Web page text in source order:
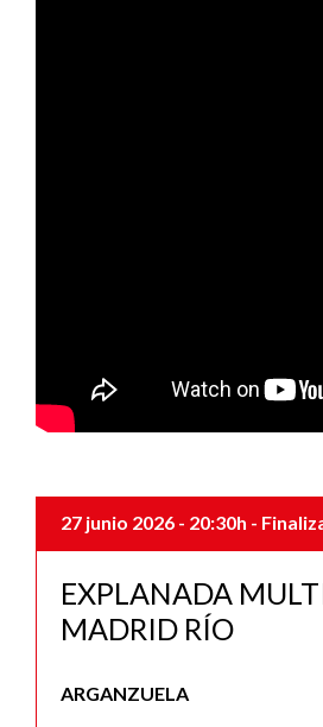
27 junio 2026 - 20:30h -
EXPLANADA
MADRID RÍO
ARGANZUELA